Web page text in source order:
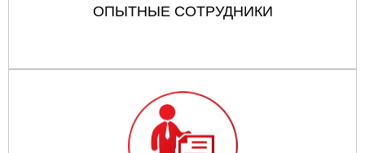
ОПЫТНЫЕ СОТРУДНИКИ